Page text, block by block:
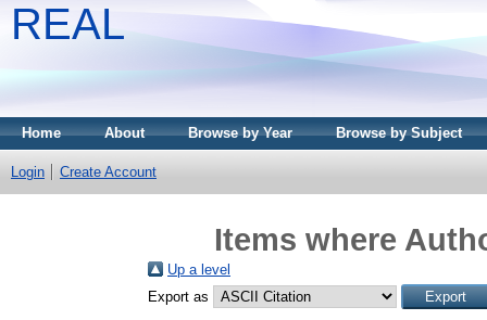
REAL
Home About Browse by Year Browse by Subject
Login Create Account
Items where
Up a level
Export as